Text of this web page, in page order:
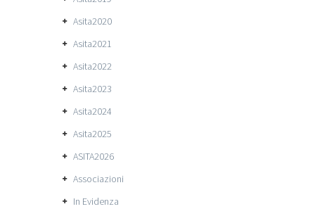
Asita2020
Asita2021
Asita2022
Asita2023
Asita2024
Asita2025
ASITA2026
Associazioni
In Evidenza